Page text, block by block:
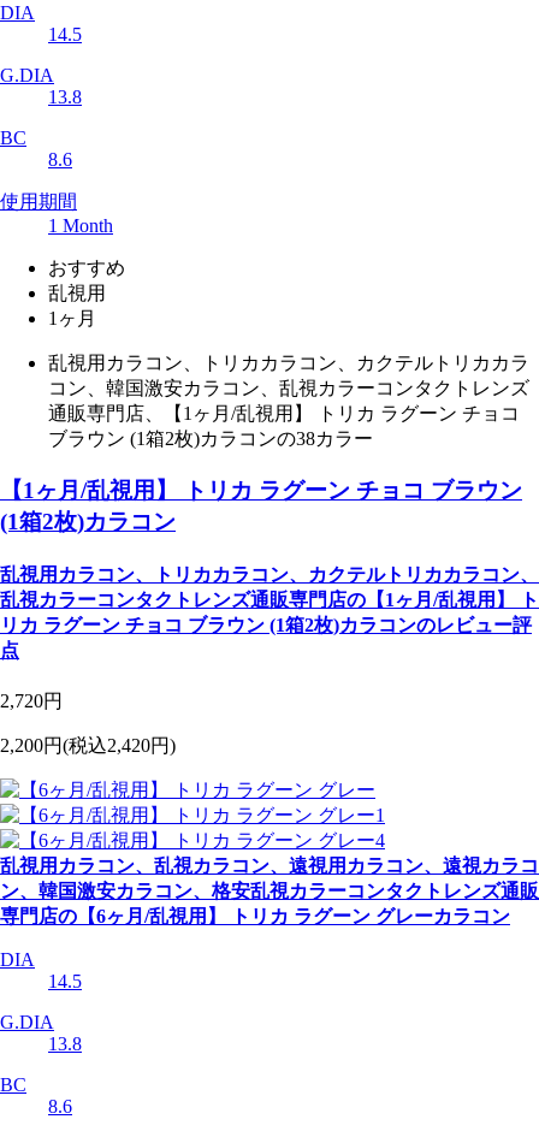
DIA
14.5
G.DIA
13.8
BC
8.6
使用期間
1 Month
おすすめ
乱視用
1ヶ月
乱視用カラコン、トリカカラコン、カクテルトリカカラ
コン、韓国激安カラコン、乱視カラーコンタクトレンズ
通販専門店、【1ヶ月/乱視用】 トリカ ラグーン チョコ
ブラウン (1箱2枚)カラコンの38カラー
【1ヶ月/乱視用】 トリカ ラグーン チョコ ブラウン
(1箱2枚)カラコン
乱視用カラコン、トリカカラコン、カクテルトリカカラコン、
乱視カラーコンタクトレンズ通販専門店の【1ヶ月/乱視用】 ト
リカ ラグーン チョコ ブラウン (1箱2枚)カラコンのレビュー評
点
2,720円
2,200円(税込2,420円)
乱視用カラコン、乱視カラコン、遠視用カラコン、遠視カラコ
ン、韓国激安カラコン、格安乱視カラーコンタクトレンズ通販
専門店の【6ヶ月/乱視用】 トリカ ラグーン グレーカラコン
DIA
14.5
G.DIA
13.8
BC
8.6